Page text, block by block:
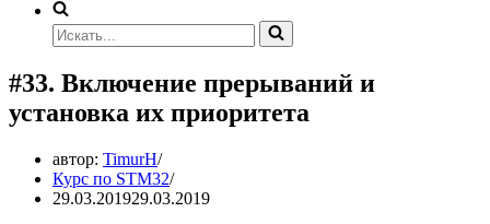
Искать...
#33. Включение прерываний и
установка их приоритета
автор: TimurH
Курс по STM32
29.03.201929.03.2019